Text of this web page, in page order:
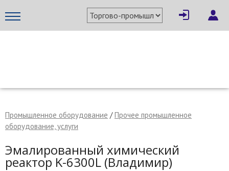
Промышленное оборудование /Прочее промышленное
оборудование, услуги
Эмалированный химический
реактор K-6300L (Владимир)
× Написать поставщику